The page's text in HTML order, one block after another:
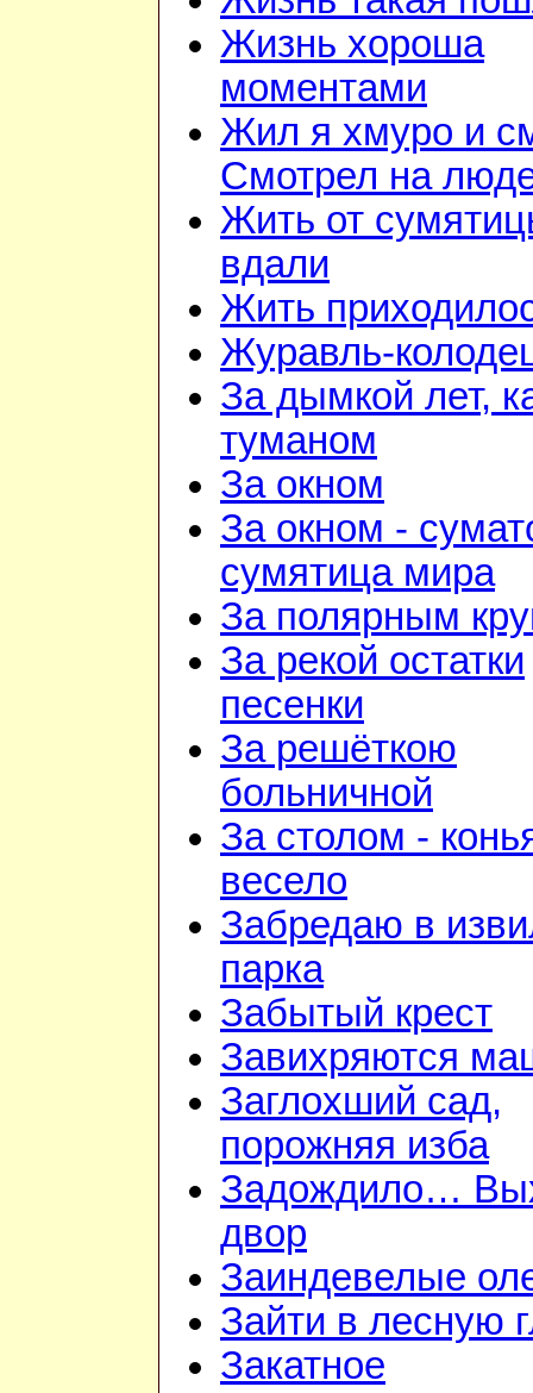
Жизнь хороша
моментами
Жил я хмуро и
Смотрел на
Жить от
вдали
Жить
Журавль-
За дымкой лет,
туманом
За окном
За окном -
сумятица мира
За полярным
За рекой остатки
песенки
За решёткою
больничной
За столом -
весело
Забредаю в
парка
Забытый крест
Завихряются
Заглохший сад,
порожняя изба
Задождило…
двор
Заиндевелые
Зайти в лесную
Закатное